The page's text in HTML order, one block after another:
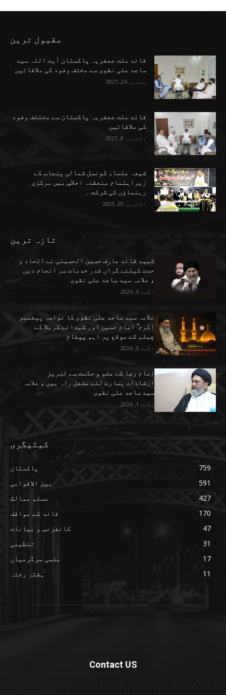
مقبول ترین
قائد ملت جعفریہ پاکستان آیت اللہ سید
ساجد علی نقوی سے مختف وفود کی ملاقاتیں
ستمبر 24, 2025
قائد ملت جعفریہ پاکستان سے مختلف وفود
کی ملاقاتیں
اکتوبر 8, 2025
شیعہ علماء کونسل شمالی پنجاب کے
زیراہتمام منعقدہ اجلاسِ میں مرکزی
رہنماؤں کی شرکت ۔
اکتوبر 20, 2025
تازہ ترین
شہید قائد عارف حسین الحسینی نے اتحاد و
حدت کیلئے گراں قدر خدمات سر انجام دیں
، علامہ سید ساجد علی نقوی
اگست 5, 2026
علامہ سید ساجد علی نقوی کا نواسہ پیغمبر
اکرم ۖ امام حسین اور شہدائے کربلا کے
چہلم کے موقع پر اہم پیغام
اگست 3, 2026
امام رضا کے علم و حکمت سے لبریز
ارشادات ہمارے لئے مشعل راہ ہیں ، علامہ
سید ساجد علی نقوی
اگست 1, 2026
کیٹیگری
پاکستان
759
بین الاقوامی
591
مسلم ممالک
427
قائد کے مواقف
170
کانفرنس و بیانات
47
تنظیمی
31
علمی سرگرمیاں
17
ہفتۂِ رفتہ
11
Contact US